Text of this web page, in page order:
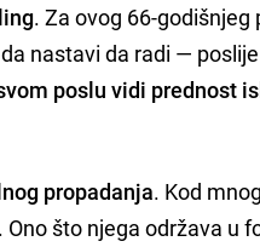
. Za ovog 66-
nastavi da radi —
poslu vidi prednost
propadanja. Kod
što njega održava u